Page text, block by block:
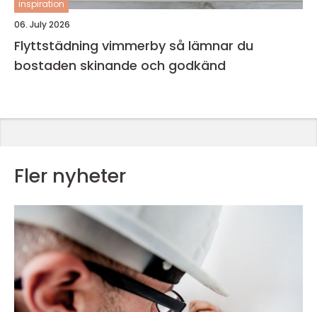
inspiration
06. July 2026
Flyttstädning vimmerby så lämnar du
bostaden skinande och godkänd
Fler nyheter